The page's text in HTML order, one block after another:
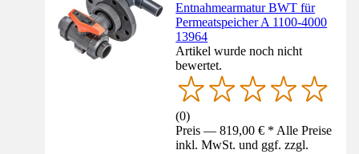
Entnahmearmatur BWT für
Permeatspeicher A 1100-4000
13964
Artikel wurde noch nicht
bewertet.
(0)
Preis — 819,00 € * Alle Preise
inkl. MwSt. und ggf. zzgl.